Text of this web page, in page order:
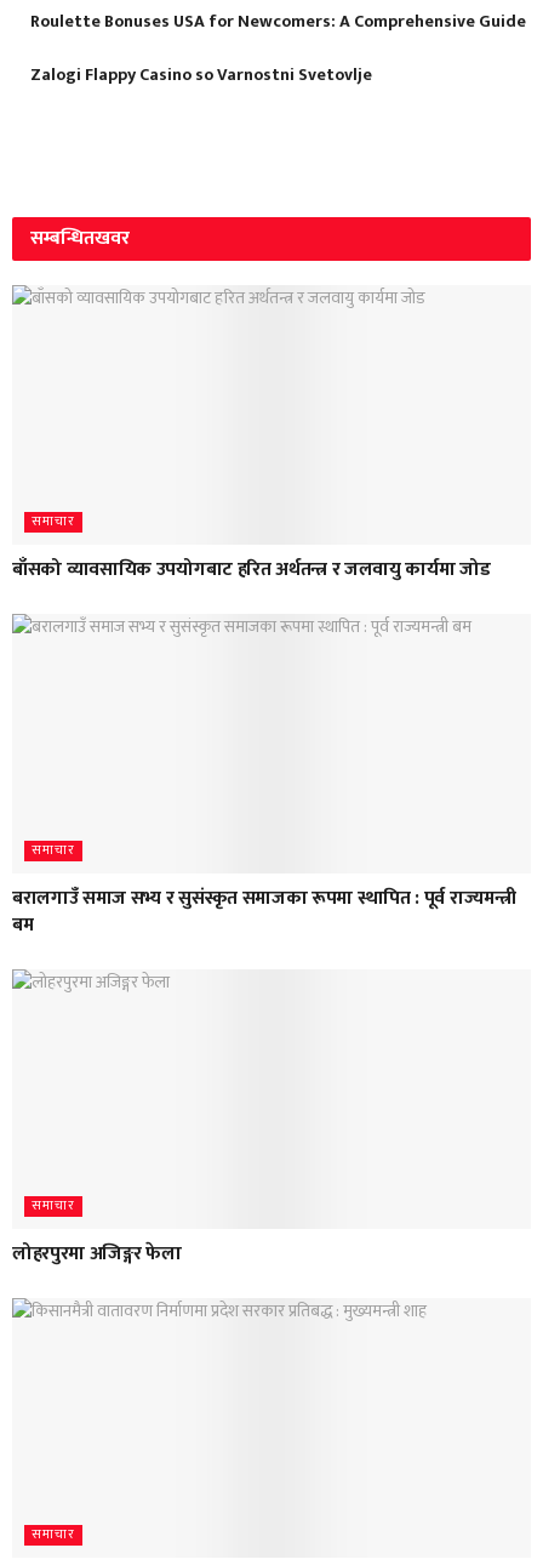
Roulette Bonuses USA for Newcomers: A Comprehensive Guide
Zalogi Flappy Casino so Varnostni Svetovlje
सम्बन्धितखवर
समाचार
बाँसको व्यावसायिक उपयोगबाट हरित अर्थतन्त्र र जलवायु कार्यमा जोड
समाचार
बरालगाउँ समाज सभ्य र सुसंस्कृत समाजका रूपमा स्थापित : पूर्व राज्यमन्त्री
बम
समाचार
लोहरपुरमा अजिङ्गर फेला
समाचार